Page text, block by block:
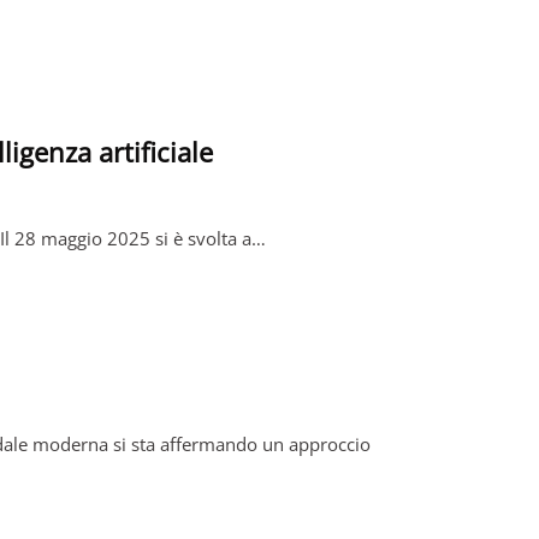
artificiale
28 maggio 2025 si è svolta a…
moderna si sta affermando un approccio